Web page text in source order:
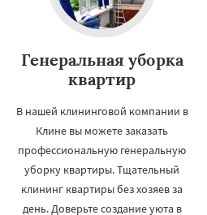
Генеральная уборка
квартир
В нашей клининговой компании в
Клине вы можете заказать
профессиональную генеральную
уборку квартиры. Тщательный
клининг квартиры без хозяев за
день. Доверьте создание уюта в